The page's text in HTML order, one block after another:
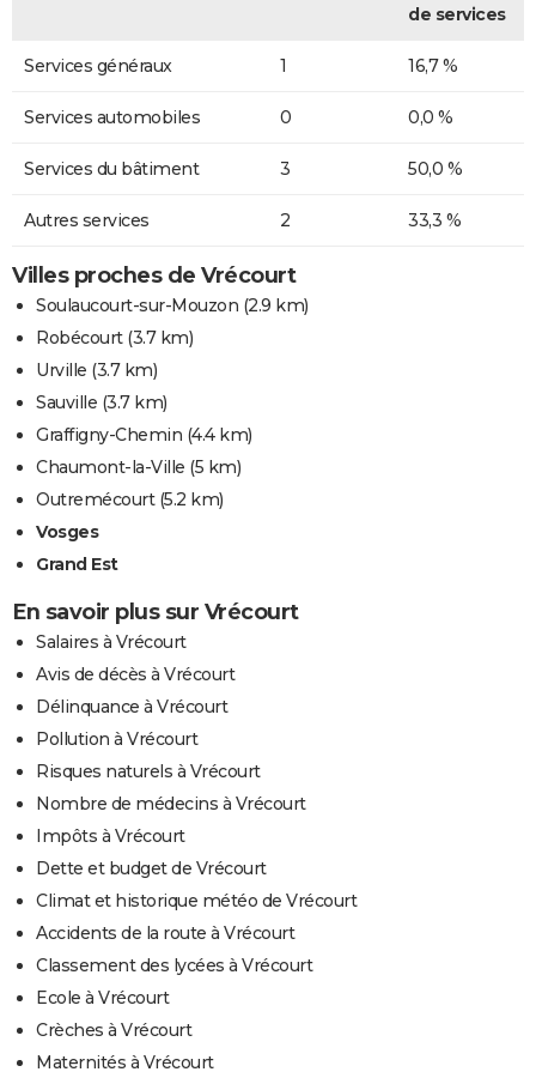
de services
Services généraux 1 16,7 %
Services automobiles 0 0,0 %
Services du bâtiment 3 50,0 %
Autres services 2 33,3 %
Villes proches de Vrécourt
Soulaucourt-sur-Mouzon (2.9 km)
Robécourt(3.7 km)
Urville (3.7 km)
Sauville (3.7 km)
Graffigny-Chemin (4.4 km)
Chaumont-la-Ville (5 km)
Outremécourt(5.2 km)
Vosges
Grand Est
En savoir plus sur Vrécourt
Salaires à Vrécourt
Avis de décès à Vrécourt
Délinquance à Vrécourt
Pollution à Vrécourt
Risques naturels à Vrécourt
Nombre de médecins à Vrécourt
Impôts à Vrécourt
Dette et budget de Vrécourt
Climat et historique météo de Vrécourt
Accidents de la route à Vrécourt
Classement des lycées à Vrécourt
Ecole à Vrécourt
Crèches à Vrécourt
Maternités à Vrécourt